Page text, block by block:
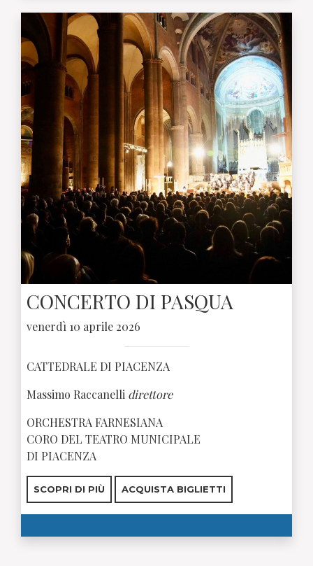
CONCERTO DI PASQUA
venerdì 10 aprile 2026
CATTEDRALE DI PIACENZA
Massimo Raccanelli direttore
ORCHESTRA FARNESIANA
CORO DEL TEATRO MUNICIPALE
DI PIACENZA
SCOPRI DI PIÙ ACQUISTA BIGLIETTI